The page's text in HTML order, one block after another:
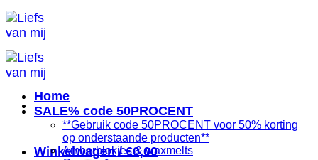
Ga
naar
inhoud
Winkelwagen /€0,00
Home
SALE% code 50PROCENT
**Gebruik code 50PROCENT voor 50% korting
op onderstaande producten**
Amberblokjes & waxmelts